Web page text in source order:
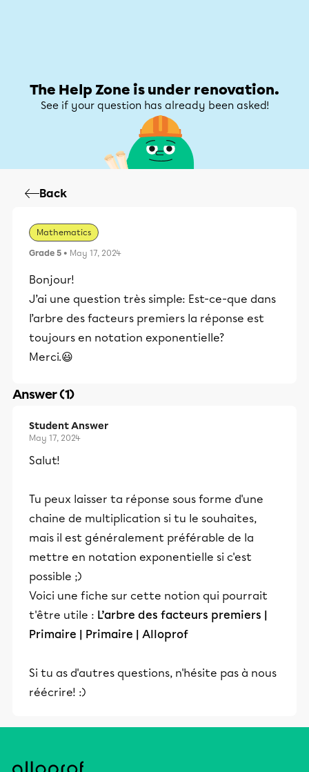
The Help Zone is under renovation.
See if your question has already been asked!
Back
Mathematics
Grade 5 • May 17, 2024
Bonjour!
J’ai une question très simple: Est-ce-que dans
l’arbre des facteurs premiers la réponse est
toujours en notation exponentielle?
Merci.😃
Answer (1)
Student Answer
May 17, 2024
Salut!
Tu peux laisser ta réponse sous forme d'une
chaine de multiplication si tu le souhaites,
mais il est généralement préférable de la
mettre en notation exponentielle si c'est
possible ;)
Voici une fiche sur cette notion qui pourrait
t'être utile : L’arbre des facteurs premiers |
Primaire | Primaire | Alloprof
Si tu as d'autres questions, n'hésite pas à nous
réécrire! :)